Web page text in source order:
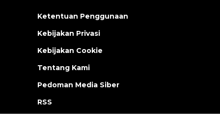
Ketentuan Penggunaan
Kebijakan Privasi
Kebijakan Cookie
Tentang Kami
Pedoman Media Siber
RSS